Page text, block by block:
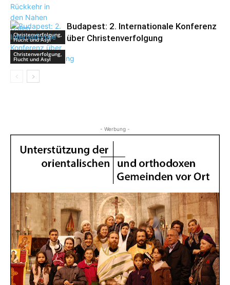
Christenverfolgung,
Flucht und Asyl
Christenverfolgung,
Flucht und Asyl
Budapest: 2. Internationale Konferenz
über Christenverfolgung
- Werbung -